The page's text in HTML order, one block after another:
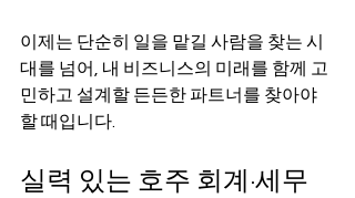
이제는 단순히 일을 맡길 사람을 찾는 시
대를 넘어, 내 비즈니스의 미래를 함께 고
민하고 설계할 든든한 파트너를 찾아야
할 때입니다.
실력 있는 호주 회계·세무